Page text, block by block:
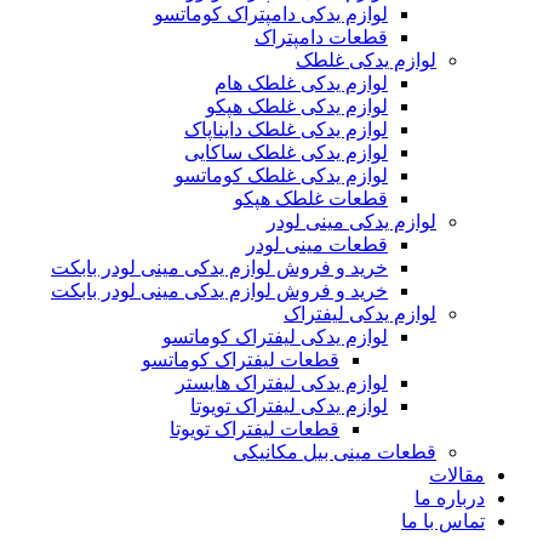
لوازم یدکی دامپتراک کوماتسو
قطعات دامپتراک
لوازم یدکی غلطک
لوازم یدکی غلطک هام
لوازم یدکی غلطک هپکو
لوازم یدکی غلطک دایناپاک
لوازم یدکی غلطک ساکایی
لوازم یدکی غلطک کوماتسو
قطعات غلطک هپکو
لوازم یدکی مینی لودر
قطعات مینی لودر
خرید و فروش لوازم یدکی مینی لودر بابکت
خرید و فروش لوازم یدکی مینی لودر بابکت
لوازم یدکی لیفتراک
لوازم یدکی لیفتراک کوماتسو
قطعات لیفتراک کوماتسو
لوازم یدکی لیفتراک هایستر
لوازم یدکی لیفتراک تویوتا
قطعات لیفتراک تویوتا
قطعات مینی بیل مکانیکی
ما
با ما